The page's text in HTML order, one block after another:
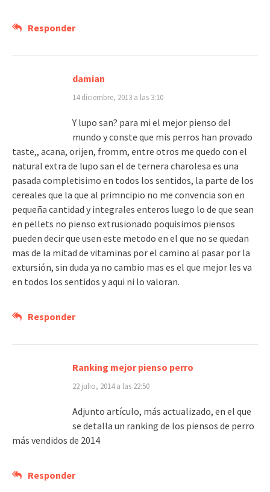
Responder
damian
14 diciembre, 2013 a las 3:10
Y lupo san? para mi el mejor pienso del
mundo y conste que mis perros han provado
taste,, acana, orijen, fromm, entre otros me quedo con el
natural extra de lupo san el de ternera charolesa es una
pasada completisimo en todos los sentidos, la parte de los
cereales que la que al primncipio no me convencia son en
pequeña cantidad y integrales enteros luego lo de que sean
en pellets no pienso extrusionado poquisimos piensos
pueden decir que usen este metodo en el que no se quedan
mas de la mitad de vitaminas por el camino al pasar por la
extursión, sin duda ya no cambio mas es el que mejor les va
en todos los sentidos y aqui ni lo valoran.
Responder
Ranking mejor pienso perro
22 julio, 2014 a las 22:50
Adjunto artículo, más actualizado, en el que
se detalla un ranking de los piensos de perro
más vendidos de 2014
Responder